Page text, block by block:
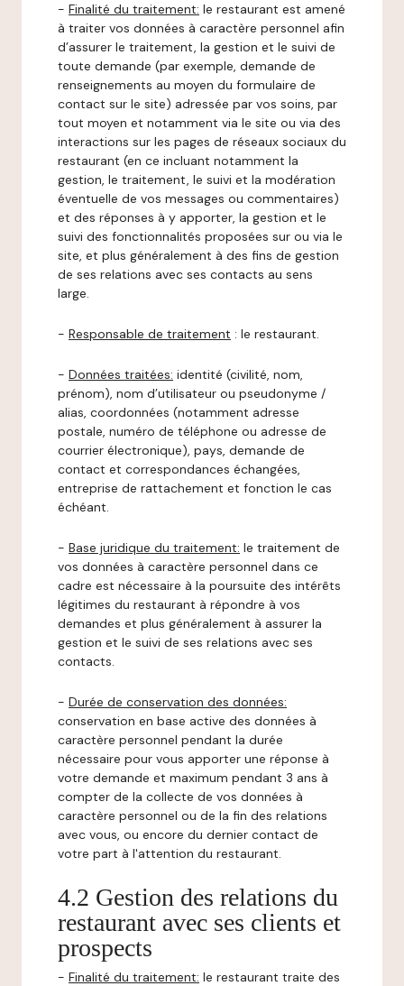
- Finalité du traitement: le restaurant est amené
à traiter vos données à caractère personnel afin
d’assurer le traitement, la gestion et le suivi de
toute demande (par exemple, demande de
renseignements au moyen du formulaire de
contact sur le site) adressée par vos soins, par
tout moyen et notamment via le site ou via des
interactions sur les pages de réseaux sociaux du
restaurant (en ce incluant notamment la
gestion, le traitement, le suivi et la modération
éventuelle de vos messages ou commentaires)
et des réponses à y apporter, la gestion et le
suivi des fonctionnalités proposées sur ou via le
site, et plus généralement à des fins de gestion
de ses relations avec ses contacts au sens
large.
- Responsable de traitement : le restaurant.
- Données traitées: identité (civilité, nom,
prénom), nom d’utilisateur ou pseudonyme /
alias, coordonnées (notamment adresse
postale, numéro de téléphone ou adresse de
courrier électronique), pays, demande de
contact et correspondances échangées,
entreprise de rattachement et fonction le cas
échéant.
- Base juridique du traitement: le traitement de
vos données à caractère personnel dans ce
cadre est nécessaire à la poursuite des intérêts
légitimes du restaurant à répondre à vos
demandes et plus généralement à assurer la
gestion et le suivi de ses relations avec ses
contacts.
- Durée de conservation des données:
conservation en base active des données à
caractère personnel pendant la durée
nécessaire pour vous apporter une réponse à
votre demande et maximum pendant 3 ans à
compter de la collecte de vos données à
caractère personnel ou de la fin des relations
avec vous, ou encore du dernier contact de
votre part à l'attention du restaurant.
4.2 Gestion des relations du
restaurant avec ses clients et
prospects
- Finalité du traitement: le restaurant traite des